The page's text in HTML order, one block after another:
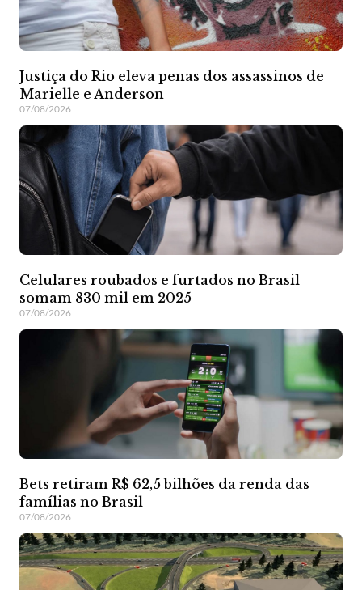
Justiça do Rio eleva penas dos assassinos de
Marielle e Anderson
07/08/2026
Celulares roubados e furtados no Brasil
somam 830 mil em 2025
07/08/2026
Bets retiram R$ 62,5 bilhões da renda das
famílias no Brasil
07/08/2026